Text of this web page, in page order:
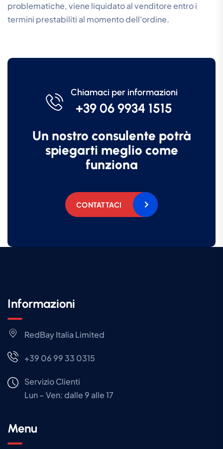
problematiche, viene liquidato al venditore entro i
termini prestabiliti al momento dell'ordine.
Chiamaci per informazioni
+39 06 9934 1515
Un nostro consulente potrà
spiegarti meglio come
funziona
CONTATTACI
Informazioni
RedBay Italia Limited
+39 06 99 33 0315
Servizio Clienti
Lun – Ven: dalle 9 alle 17
Menu